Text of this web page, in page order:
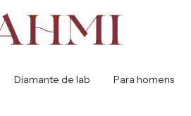
Diamante de lab Para homens